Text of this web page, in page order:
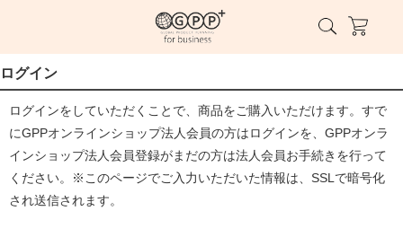
ログイン
ログインをしていただくことで、商品をご購入いただけます。すで
にGPPオンラインショップ法人会員の方はログインを、GPPオンラ
インショップ法人会員登録がまだの方は法人会員お手続きを行って
ください。※このページでご入力いただいた情報は、SSLで暗号化
され送信されます。